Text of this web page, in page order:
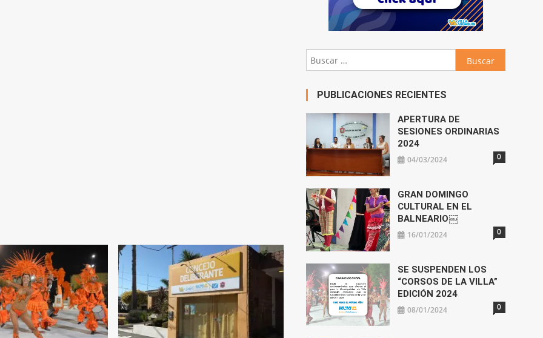
Buscar:
PUBLICACIONES RECIENTES
APERTURA DE
SESIONES ORDINARIAS
2024
04/03/2024 0
GRAN DOMINGO
CULTURAL EN EL
BALNEARIO￼
16/01/2024 0
SE SUSPENDEN LOS
“CORSOS DE LA VILLA”
EDICIÓN 2024
08/01/2024 0